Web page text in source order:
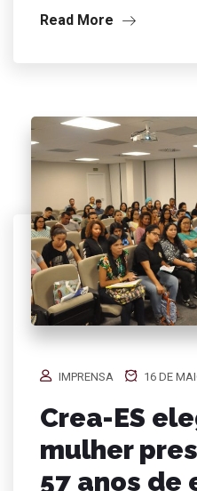
Read More
IMPRENSA 16 DE
Crea-ES
mulher
57 anos de